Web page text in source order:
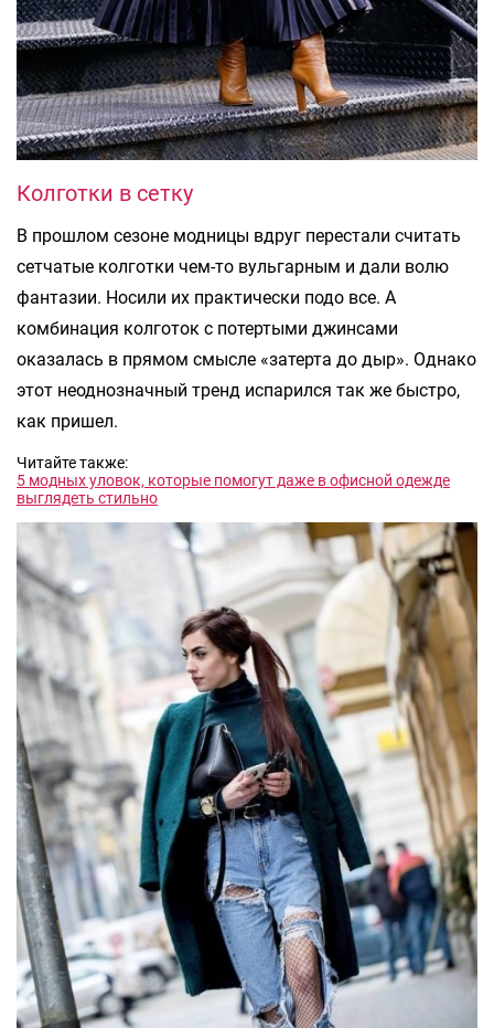
Колготки в сетку
В прошлом сезоне модницы вдруг перестали считать
сетчатые колготки чем-то вульгарным и дали волю
фантазии. Носили их практически подо все. А
комбинация колготок с потертыми джинсами
оказалась в прямом смысле «затерта до дыр». Однако
этот неоднозначный тренд испарился так же быстро,
как пришел.
Читайте также:
5 модных уловок, которые помогут даже в офисной одежде
выглядеть стильно